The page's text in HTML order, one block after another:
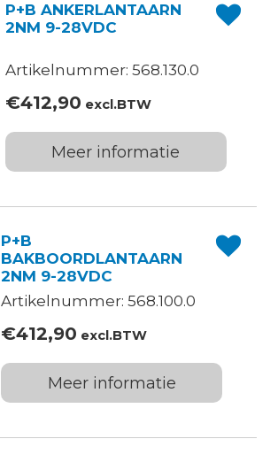
P+B ANKERLANTAARN
2NM 9-28VDC
Artikelnummer: 568.130.0
€412,90 excl.BTW
Meer informatie
P+B
BAKBOORDLANTAARN
2NM 9-28VDC
Artikelnummer: 568.100.0
€412,90 excl.BTW
Meer informatie